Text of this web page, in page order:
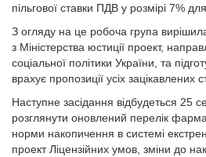
пільгової ставки ПДВ у розмірі 7%
З огляду на це робоча група
з Міністерства юстиції проект,
соціальної політики України, та
врахує пропозиції усіх зацікавлених
Наступне засідання відбудеться 25
розглянути оновлений перелік
норми накопичення в системі
проект Ліцензійних умов, зміни до